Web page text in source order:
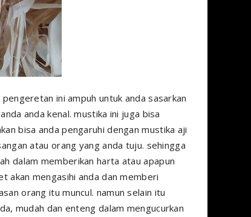
ini ampuh untuk anda sasarkan
anda kenal. mustika ini juga bisa
bisa anda pengaruhi dengan mustika aji
atau orang yang anda tuju. sehingga
dalam memberikan harta atau apapun
akan mengasihi anda dan memberi
orang itu muncul. namun selain itu
mudah dan enteng dalam mengucurkan